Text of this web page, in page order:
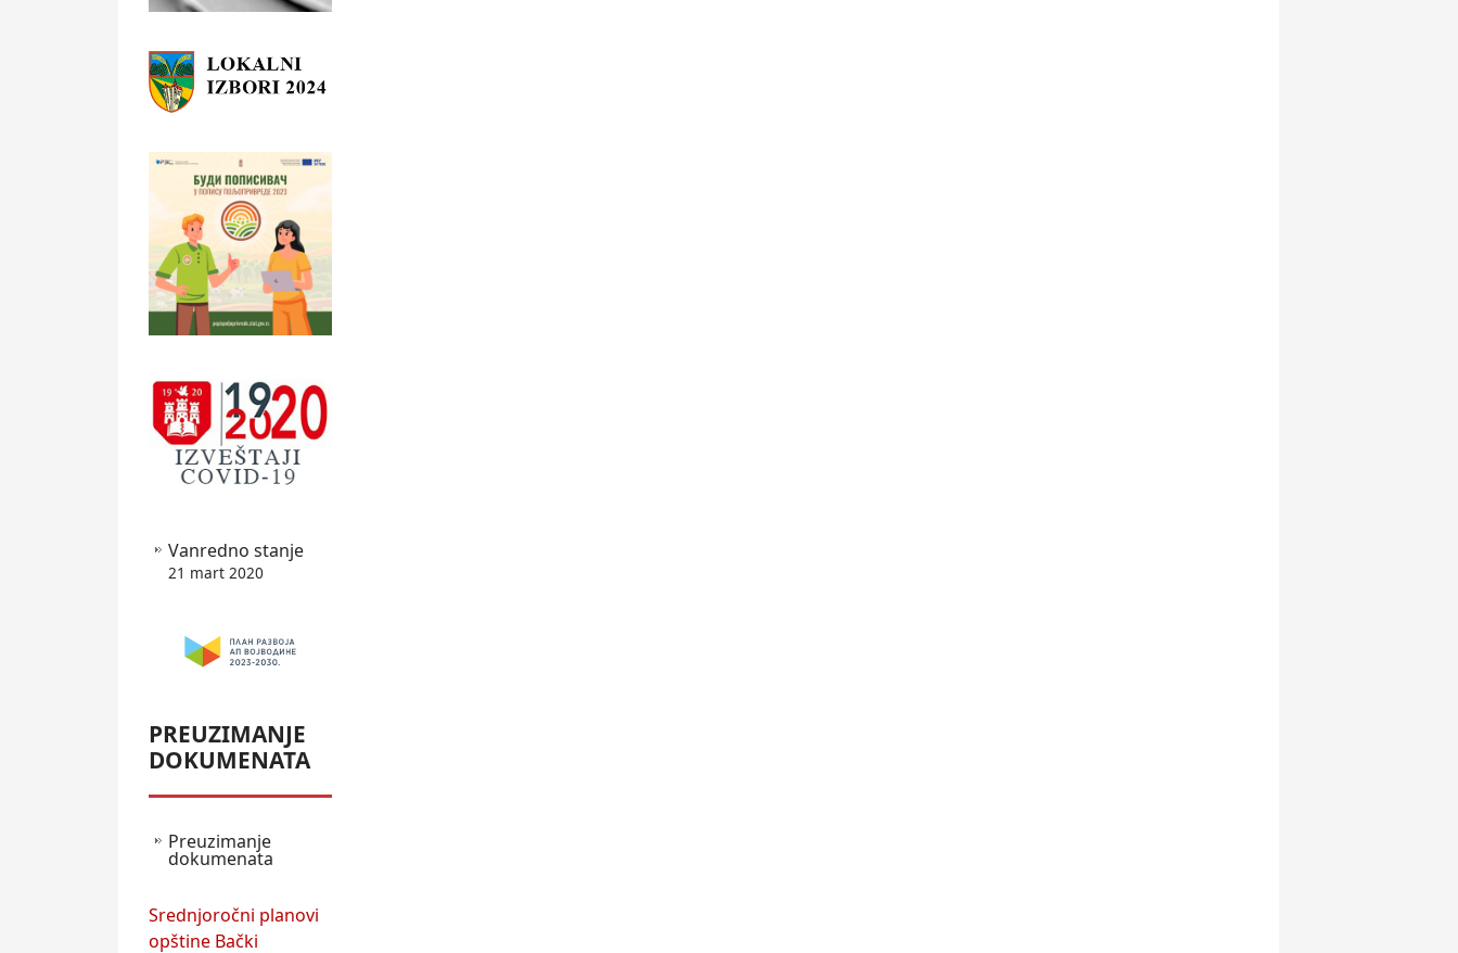
Vanredno stanje
21 mart 2020
PREUZIMANJE
DOKUMENATA
Preuzimanje
dokumenata
Srednjoročni planovi
opštine Bački